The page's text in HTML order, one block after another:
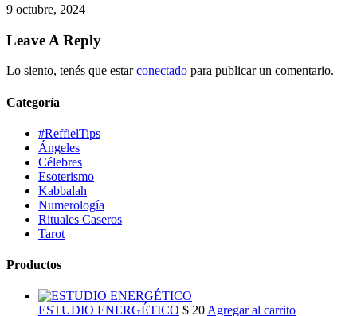
9 octubre, 2024
Leave A Reply
Lo siento, tenés que estarconectado para publicar un comentario.
Categoría
#ReffielTips
Ángeles
Célebres
Esoterismo
Kabbalah
Numerología
Rituales Caseros
Tarot
Productos
ESTUDIO ENERGÉTICO $ 20 Agregar al carrito